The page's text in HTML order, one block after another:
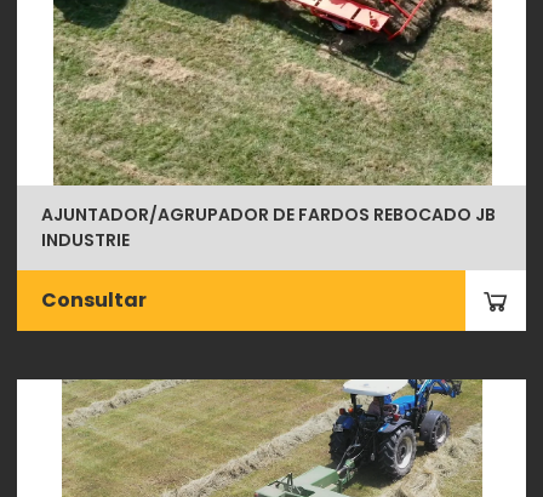
AJUNTADOR/AGRUPADOR DE FARDOS REBOCADO JB
INDUSTRIE
Consultar